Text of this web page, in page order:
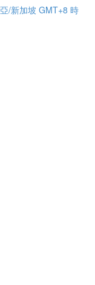
/新加坡 GMT+8 時